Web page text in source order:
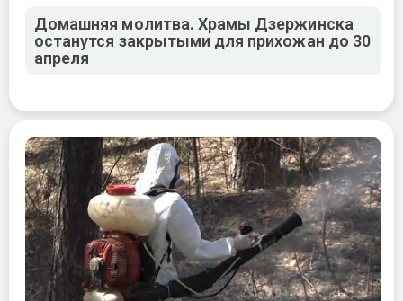
Домашняя молитва. Храмы Дзержинска
останутся закрытыми для прихожан до 30
апреля